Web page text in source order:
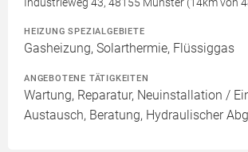
HEIZUNG SPEZIALGEBIETE
Gasheizung, Solarthermie, Flüssiggas
ANGEBOTENE TÄTIGKEITEN
Wartung, Reparatur, Neuinstallation /
Austausch, Beratung, Hydraulischer